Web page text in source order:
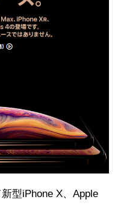
型iPhone X、Apple